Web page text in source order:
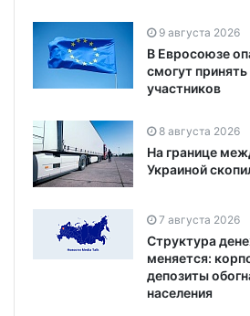
9 августа 2026
В Евросоюзе
смогут
участников
8 августа 2026
На границе
Украиной
7 августа 2026
Структура
меняется:
депозиты
населения